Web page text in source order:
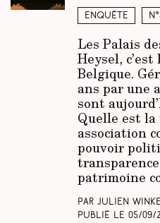
Enquête
Les Palais
Heysel,
Belgique.
ans par une
sont
Quelle est
association
pouvoir
patrimoine
Par Julien
Publié le 05/09/